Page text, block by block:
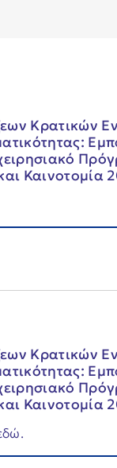
Κρατικών
Καινοτομία
Κρατικών
Καινοτομία